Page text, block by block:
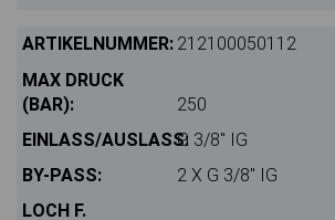
212100050112
250
G 3/8" IG
2 X G 3/8" IG